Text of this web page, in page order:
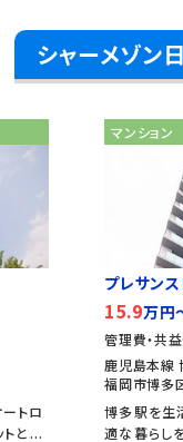
シャーメゾン
トロ
トと...
マンション
プレサン
15.9万
管理費・共
鹿児島本線
福岡市博多
博多駅を生
適な暮らし